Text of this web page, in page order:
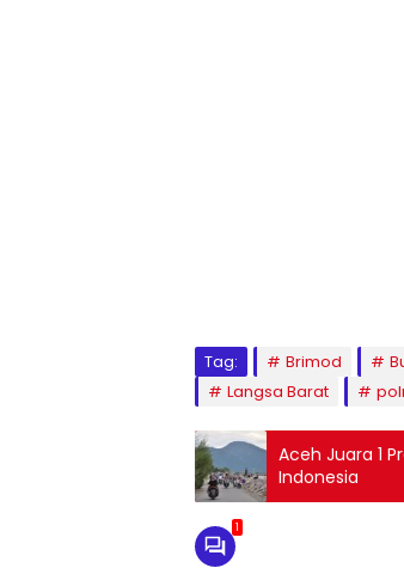
Tag: Brimod
Langsa Barat
Aceh Juara 1
Indonesia
1